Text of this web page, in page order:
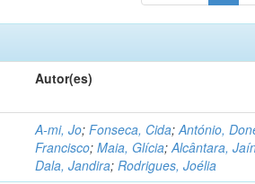
Autor(es)
A-mi, Jo;Fonseca, Cida;António,
Francisco;Maia, Glícia;Alcântara,
Dala, Jandira;Rodrigues, Joélia